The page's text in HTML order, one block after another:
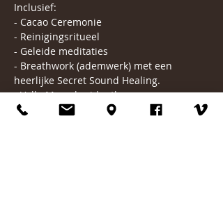
Inclusief:
- Cacao Ceremonie
- Reinigingsritueel
- Geleide meditaties
- Breathwork (ademwerk) met een
heerlijke Secret Sound Healing.
- Volle Maan kruidenthee
- Fruit en ander lekkers tijdens de